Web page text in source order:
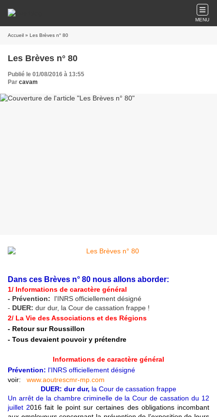
MENU
Accueil » Les Brèves n° 80
Les Brèves n° 80
Publié le 01/08/2016 à 13:55
Par cavam
Dans ces Brèves n° 80 nous allons aborder:
1/ Informations de caractère général
- Prévention: l'INRS officiellement désigné
- DUER: dur dur, la Cour de cassation frappe !
2/ La Vie des Associations et des Régions
- Retour sur Roussillon
- Tous devaient pouvoir y prétendre
Informations de caractère général
Prévention: l'INRS officiellement désigné
voir: www.aoutrescmr-mp.com
DUER: dur dur, la Cour de cassation frappe
Un arrêt de la chambre criminelle de la Cour de cassation du 12
juillet 2016 fait le point sur certaines des obligations incombant